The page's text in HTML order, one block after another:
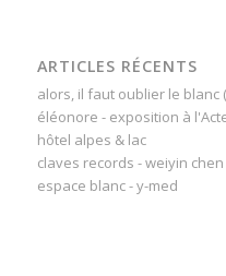
ARTICLES RÉCENTS
alors, il faut oublier le
éléonore - exposition à
hôtel alpes & lac
claves records - weiyin chen
espace blanc - y-med